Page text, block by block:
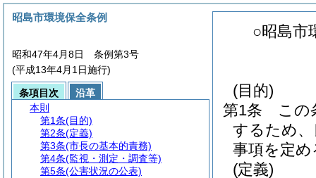
○昭島市
(目的)
第1条
この
するため
事項を定
(定義)
昭島市環境保全条例
昭和47年4月8日 条例第3号
(平成13年4月1日施行)
条項目次
沿革
本則
第1条(目的)
第2条(定義)
第3条(市長の基本的責務)
第4条(監視・測定・調査等)
第5条(公害状況の公表)